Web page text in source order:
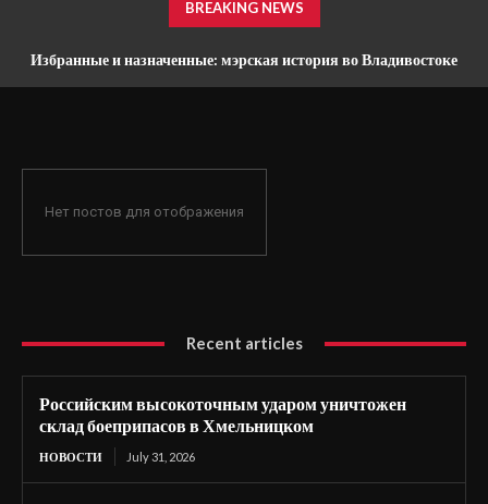
BREAKING NEWS
Избранные и назначенные: мэрская история во Владивостоке
Нет постов для отображения
Recent articles
Российским высокоточным ударом уничтожен
склад боеприпасов в Хмельницком
НОВОСТИ July 31, 2026